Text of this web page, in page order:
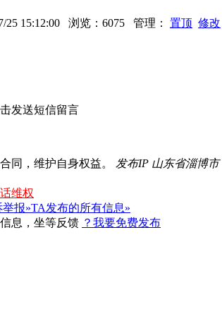
25 15:12:00 浏览：6075 管理： 置顶 修改
同 ，维护自身权益。 发布IP 山东省淄博市
维权
报»TA发布的所有信息»
息，坐等反馈 ？我要免费发布